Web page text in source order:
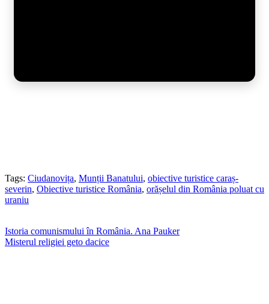
Tags: Ciudanovița, Munții Banatului, obiective turistice caraș-
severin, Obiective turistice România, orășelul din România poluat cu
uraniu
Navigare
în
Istoria comunismului în România. Ana Pauker
Misterul religiei geto dacice